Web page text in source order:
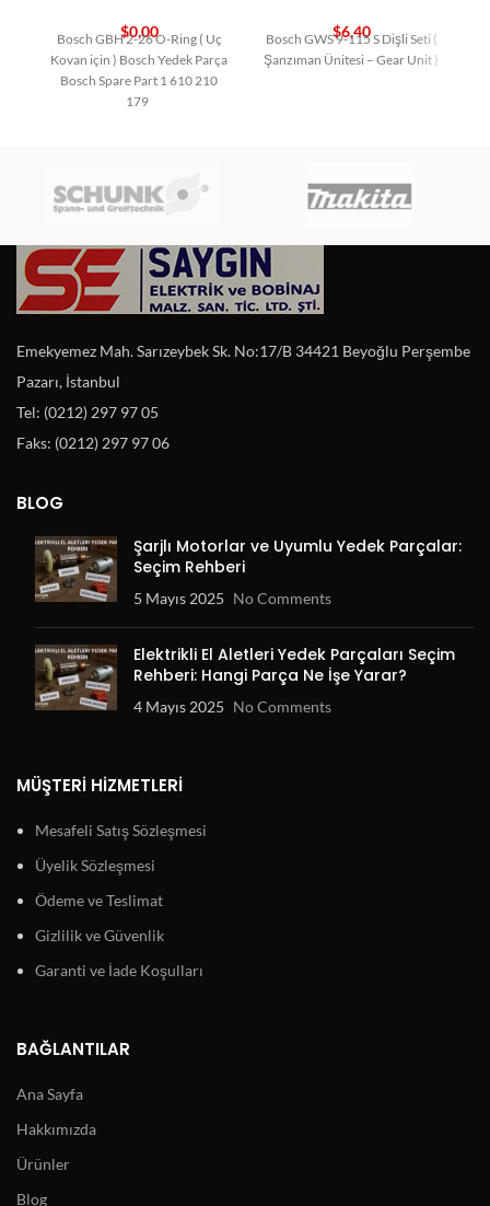
$0,00
Bosch GBH 2-26 O-Ring ( Uç
Kovan için ) Bosch Yedek Parça
Bosch Spare Part 1 610 210
179
$6,40
Bosch GWS 9-115 S Dişli Seti (
Şanzıman Ünitesi – Gear Unit )
Emekyemez Mah. Sarızeybek Sk. No:17/B 34421 Beyoğlu Perşembe
Pazarı, İstanbul
Tel: (0212) 297 97 05
Faks: (0212) 297 97 06
BLOG
Şarjlı Motorlar ve Uyumlu Yedek Parçalar:
Seçim Rehberi
5 Mayıs 2025 No Comments
Elektrikli El Aletleri Yedek Parçaları Seçim
Rehberi: Hangi Parça Ne İşe Yarar?
4 Mayıs 2025 No Comments
MÜŞTERI HIZMETLERI
Mesafeli Satış Sözleşmesi
Üyelik Sözleşmesi
Ödeme ve Teslimat
Gizlilik ve Güvenlik
Garanti ve İade Koşulları
BAĞLANTILAR
Ana Sayfa
Hakkımızda
Ürünler
Blog